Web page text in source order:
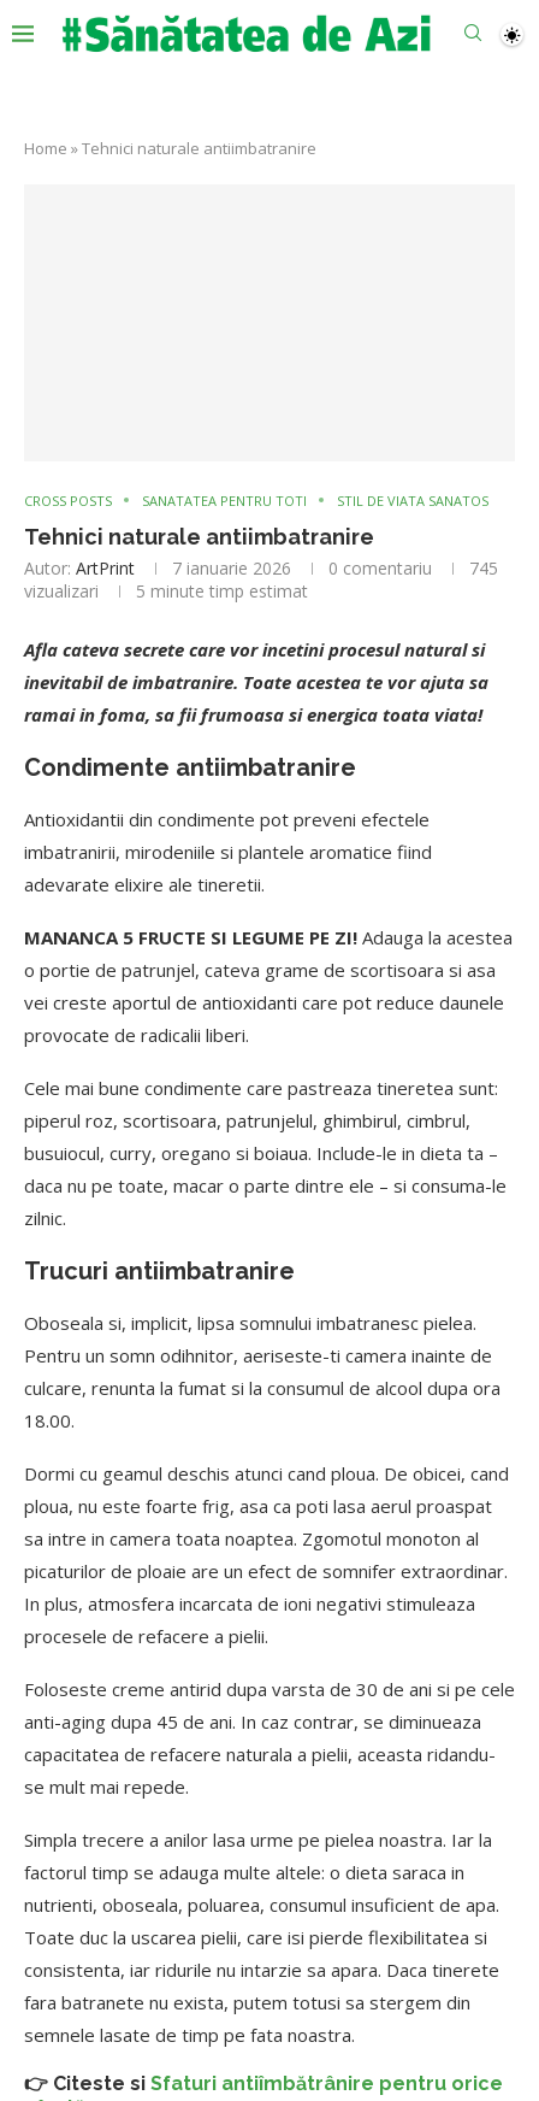
Home »Tehnici naturale antiimbatranire
CROSS POSTS SANATATEA PENTRU TOTI STIL DE VIATA SANATOS
Tehnici naturale antiimbatranire
Autor: ArtPrint 7 ianuarie 2026 0 comentariu
745
vizualizari
5 minute timp estimat
Afla cateva secrete care vor incetini procesul natural si
inevitabil de imbatranire. Toate acestea te vor ajuta sa
ramai in foma, sa fii frumoasa si energica toata viata!
Condimente antiimbatranire
Antioxidantii din condimente pot preveni efectele
imbatranirii, mirodeniile si plantele aromatice fiind
adevarate elixire ale tineretii.
MANANCA 5 FRUCTE SI LEGUME PE ZI! Adauga la acestea
o portie de patrunjel, cateva grame de scortisoara si asa
vei creste aportul de antioxidanti care pot reduce daunele
provocate de radicalii liberi.
Cele mai bune condimente care pastreaza tineretea sunt:
piperul roz, scortisoara, patrunjelul, ghimbirul, cimbrul,
busuiocul, curry, oregano si boiaua. Include-le in dieta ta –
daca nu pe toate, macar o parte dintre ele – si consuma-le
zilnic.
Trucuri antiimbatranire
Oboseala si, implicit, lipsa somnului imbatranesc pielea.
Pentru un somn odihnitor, aeriseste-ti camera inainte de
culcare, renunta la fumat si la consumul de alcool dupa ora
18.00.
Dormi cu geamul deschis atunci cand ploua. De obicei, cand
ploua, nu este foarte frig, asa ca poti lasa aerul proaspat
sa intre in camera toata noaptea. Zgomotul monoton al
picaturilor de ploaie are un efect de somnifer extraordinar.
In plus, atmosfera incarcata de ioni negativi stimuleaza
procesele de refacere a pielii.
Foloseste creme antirid dupa varsta de 30 de ani si pe cele
anti-aging dupa 45 de ani. In caz contrar, se diminueaza
capacitatea de refacere naturala a pielii, aceasta ridandu-
se mult mai repede.
Simpla trecere a anilor lasa urme pe pielea noastra. Iar la
factorul timp se adauga multe altele: o dieta saraca in
nutrienti, oboseala, poluarea, consumul insuficient de apa.
Toate duc la uscarea pielii, care isi pierde flexibilitatea si
consistenta, iar ridurile nu intarzie sa apara. Daca tinerete
fara batranete nu exista, putem totusi sa stergem din
semnele lasate de timp pe fata noastra.
👉 Citeste si Sfaturi antiîmbătrânire pentru orice